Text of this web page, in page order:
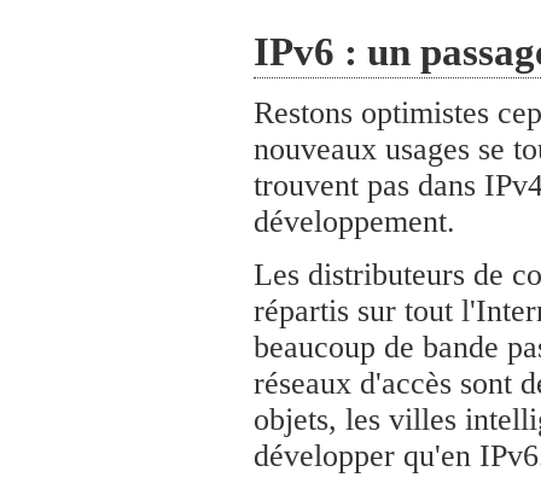
IPv6 : un
Restons optimistes
nouveaux usages se
trouvent pas dans
développement.
Les distributeurs de
répartis sur tout
beaucoup de bande
réseaux d'accès sont
objets, les villes
développer qu'en